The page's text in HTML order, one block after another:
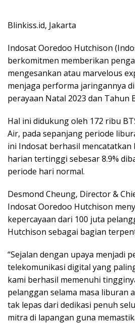
Blinkiss.id, Jakarta
Indosat Ooredoo Hutchison
berkomitmen memberikan
mengesankan atau marvelous
menjaga performa jaringannya
perayaan Natal 2023 dan Tahun
Hal ini didukung oleh 172 ribu
Air, pada sepanjang periode
ini Indosat berhasil
harian tertinggi sebesar 8.9%
periode hari normal.
Desmond Cheung, Director &
Indosat Ooredoo Hutchison
kepercayaan dari 100 juta
Hutchison sebagai bagian
“Sejalan dengan upaya menjadi
telekomunikasi digital yang
kami berhasil memenuhi
pelanggan selama masa liburan
tak lepas dari dedikasi penuh
mitra di lapangan guna